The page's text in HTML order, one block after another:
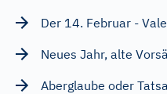
Der 14. Februar -
Neues Jahr, alte
Aberglaube oder